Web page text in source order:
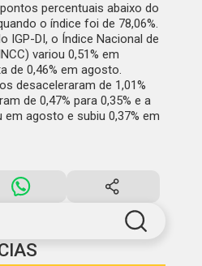
percentuais abaixo do
o índice foi de 78,06%.
IGP-DI, o Índice Nacional de
variou 0,51% em
de 0,46% em agosto.
desaceleraram de 1,01%
de 0,47% para 0,35% e a
agosto e subiu 0,37% em